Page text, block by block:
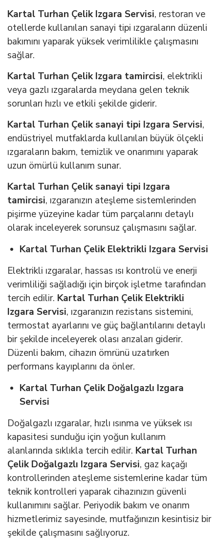
Kartal Turhan Çelik Izgara Servisi, restoran ve
otellerde kullanılan sanayi tipi ızgaraların düzenli
bakımını yaparak yüksek verimlilikle çalışmasını
sağlar.
Kartal Turhan Çelik Izgara tamircisi, elektrikli
veya gazlı ızgaralarda meydana gelen teknik
sorunları hızlı ve etkili şekilde giderir.
Kartal Turhan Çelik sanayi tipi Izgara Servisi,
endüstriyel mutfaklarda kullanılan büyük ölçekli
ızgaraların bakım, temizlik ve onarımını yaparak
uzun ömürlü kullanım sunar.
Kartal Turhan Çelik sanayi tipi Izgara
tamircisi, ızgaranızın ateşleme sistemlerinden
pişirme yüzeyine kadar tüm parçalarını detaylı
olarak inceleyerek sorunsuz çalışmasını sağlar.
Kartal Turhan Çelik Elektrikli Izgara Servisi
Elektrikli ızgaralar, hassas ısı kontrolü ve enerji
verimliliği sağladığı için birçok işletme tarafından
tercih edilir. Kartal Turhan Çelik Elektrikli
Izgara Servisi, ızgaranızın rezistans sistemini,
termostat ayarlarını ve güç bağlantılarını detaylı
bir şekilde inceleyerek olası arızaları giderir.
Düzenli bakım, cihazın ömrünü uzatırken
performans kayıplarını da önler.
Kartal Turhan Çelik Doğalgazlı Izgara
Servisi
Doğalgazlı ızgaralar, hızlı ısınma ve yüksek ısı
kapasitesi sunduğu için yoğun kullanım
alanlarında sıklıkla tercih edilir. Kartal Turhan
Çelik Doğalgazlı Izgara Servisi, gaz kaçağı
kontrollerinden ateşleme sistemlerine kadar tüm
teknik kontrolleri yaparak cihazınızın güvenli
kullanımını sağlar. Periyodik bakım ve onarım
hizmetlerimiz sayesinde, mutfağınızın kesintisiz bir
şekilde çalışmasını sağlıyoruz.